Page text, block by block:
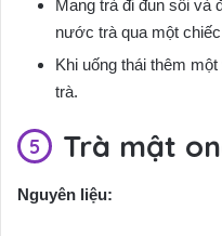
Mang trà đi đun sôi và
nước trà qua một
Khi uống thái thêm
trà.
Trà mật
Nguyên liệu: